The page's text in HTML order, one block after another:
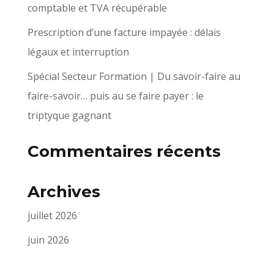
comptable et TVA récupérable
Prescription d’une facture impayée : délais
légaux et interruption
Spécial Secteur Formation | Du savoir-faire au
faire-savoir… puis au se faire payer : le
triptyque gagnant
Commentaires récents
Archives
juillet 2026
juin 2026